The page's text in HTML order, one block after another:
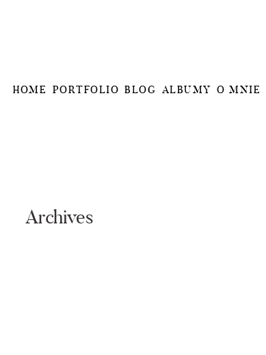
HOME PORTFOLIO BLOG ALBUMY O MNIE
Archives